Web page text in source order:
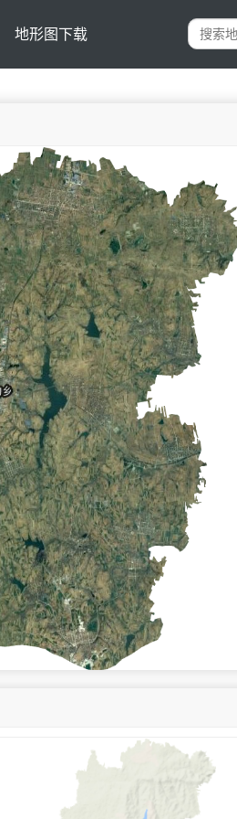
地形图下载